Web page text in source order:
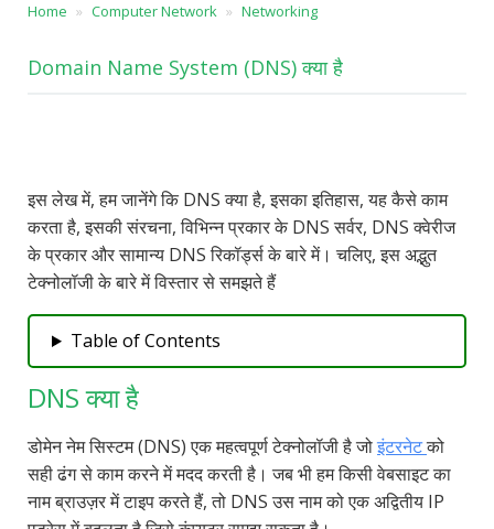
Home Computer Network Networking
Domain Name System (DNS) क्या है
इस लेख में, हम जानेंगे कि DNS क्या है, इसका इतिहास, यह कैसे काम
करता है, इसकी संरचना, विभिन्न प्रकार के DNS सर्वर, DNS क्वेरीज
के प्रकार और सामान्य DNS रिकॉर्ड्स के बारे में। चलिए, इस अद्भुत
टेक्नोलॉजी के बारे में विस्तार से समझते हैं
Table of Contents
DNS क्या है
डोमेन नेम सिस्टम (DNS) एक महत्वपूर्ण टेक्नोलॉजी है जोइंटरनेटको
सही ढंग से काम करने में मदद करती है। जब भी हम किसी वेबसाइट का
नाम ब्राउज़र में टाइप करते हैं, तो DNS उस नाम को एक अद्वितीय IP